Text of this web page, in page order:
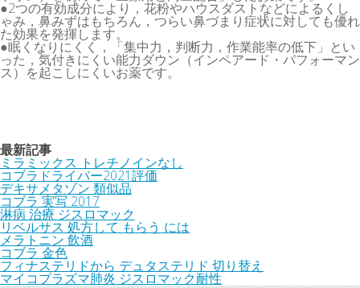
●2つの有効成分により，花粉やハウスダストなどによるくし
ゃみ，鼻みずはもちろん，つらい鼻づまり症状に対しても優れ
た効果を発揮します。
●眠くなりにくく，「集中力，判断力，作業能率の低下」とい
った，気付きにくい能力ダウン（インペアード・パフォーマン
ス）を起こしにくいお薬です。
最新記事
ミラミックス トレチノインなし
コブラドライバー2021評価
デキサメタゾン 類似品
コブラ 実写 2017
淋病 治療 ジスロマック
リベルサス 処方して もらう には
メラトニン 飲酒
コブラ 金色
フィナステリドから デュタステリド 切り替え
マイコプラズマ肺炎 ジスロマック耐性